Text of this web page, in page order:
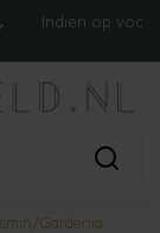
Indien op voorraad,
Gardenia